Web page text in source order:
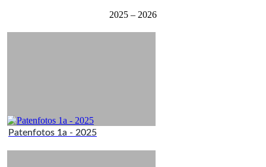
2025 – 2026
Patenfotos 1a - 2025